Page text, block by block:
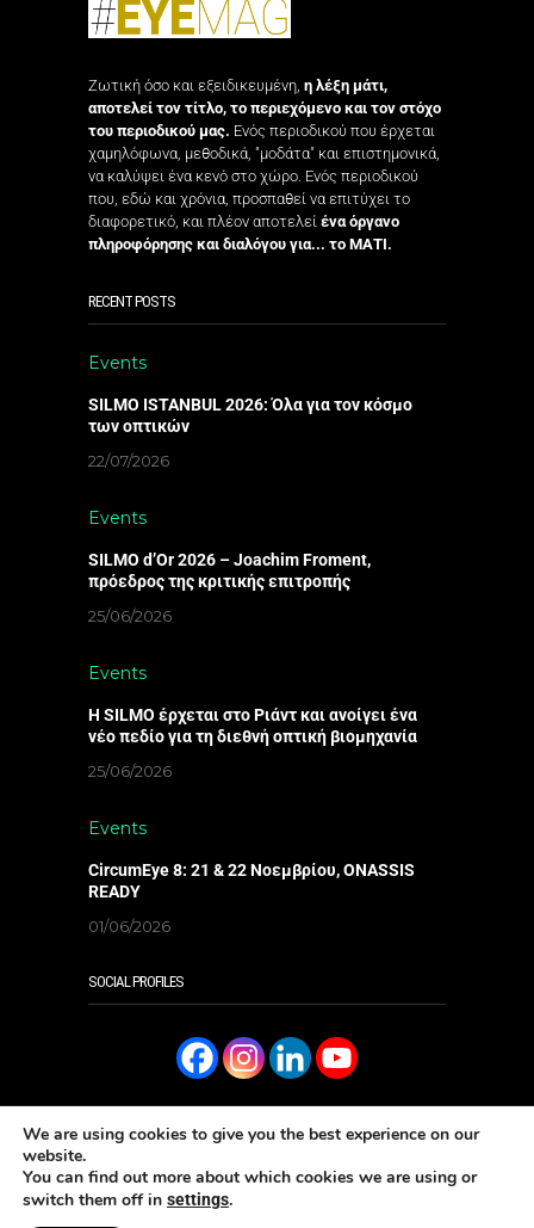
Ζωτική όσο και εξειδικευμένη, η λέξη μάτι,
αποτελεί τον τίτλο, το περιεχόμενο και τον στόχο
του περιοδικού μας. Ενός περιοδικού που έρχεται
χαμηλόφωνα, μεθοδικά, "μοδάτα" και επιστημονικά,
να καλύψει ένα κενό στο χώρο. Ενός περιοδικού
που, εδώ και χρόνια, προσπαθεί να επιτύχει το
διαφορετικό, και πλέον αποτελεί ένα όργανο
πληροφόρησης και διαλόγου για... το ΜΑΤΙ.
RECENT POSTS
Events
SILMO ISTANBUL 2026: Όλα για τον κόσμο
των οπτικών
22/07/2026
Events
SILMO d’Or 2026 – Joachim Froment,
πρόεδρος της κριτικής επιτροπής
25/06/2026
Events
Η SILMO έρχεται στο Ριάντ και ανοίγει ένα
νέο πεδίο για τη διεθνή οπτική βιομηχανία
25/06/2026
Events
CircumEye 8: 21 & 22 Νοεμβρίου, ONASSIS
READY
01/06/2026
SOCIAL PROFILES
SUBSCRIBE ΔΙΑΒΑΣΤΕ ΤΟ ONLINE
We are using cookies to give you the best experience on our
website.
You can find out more about which cookies we are using or
switch them off in settings.